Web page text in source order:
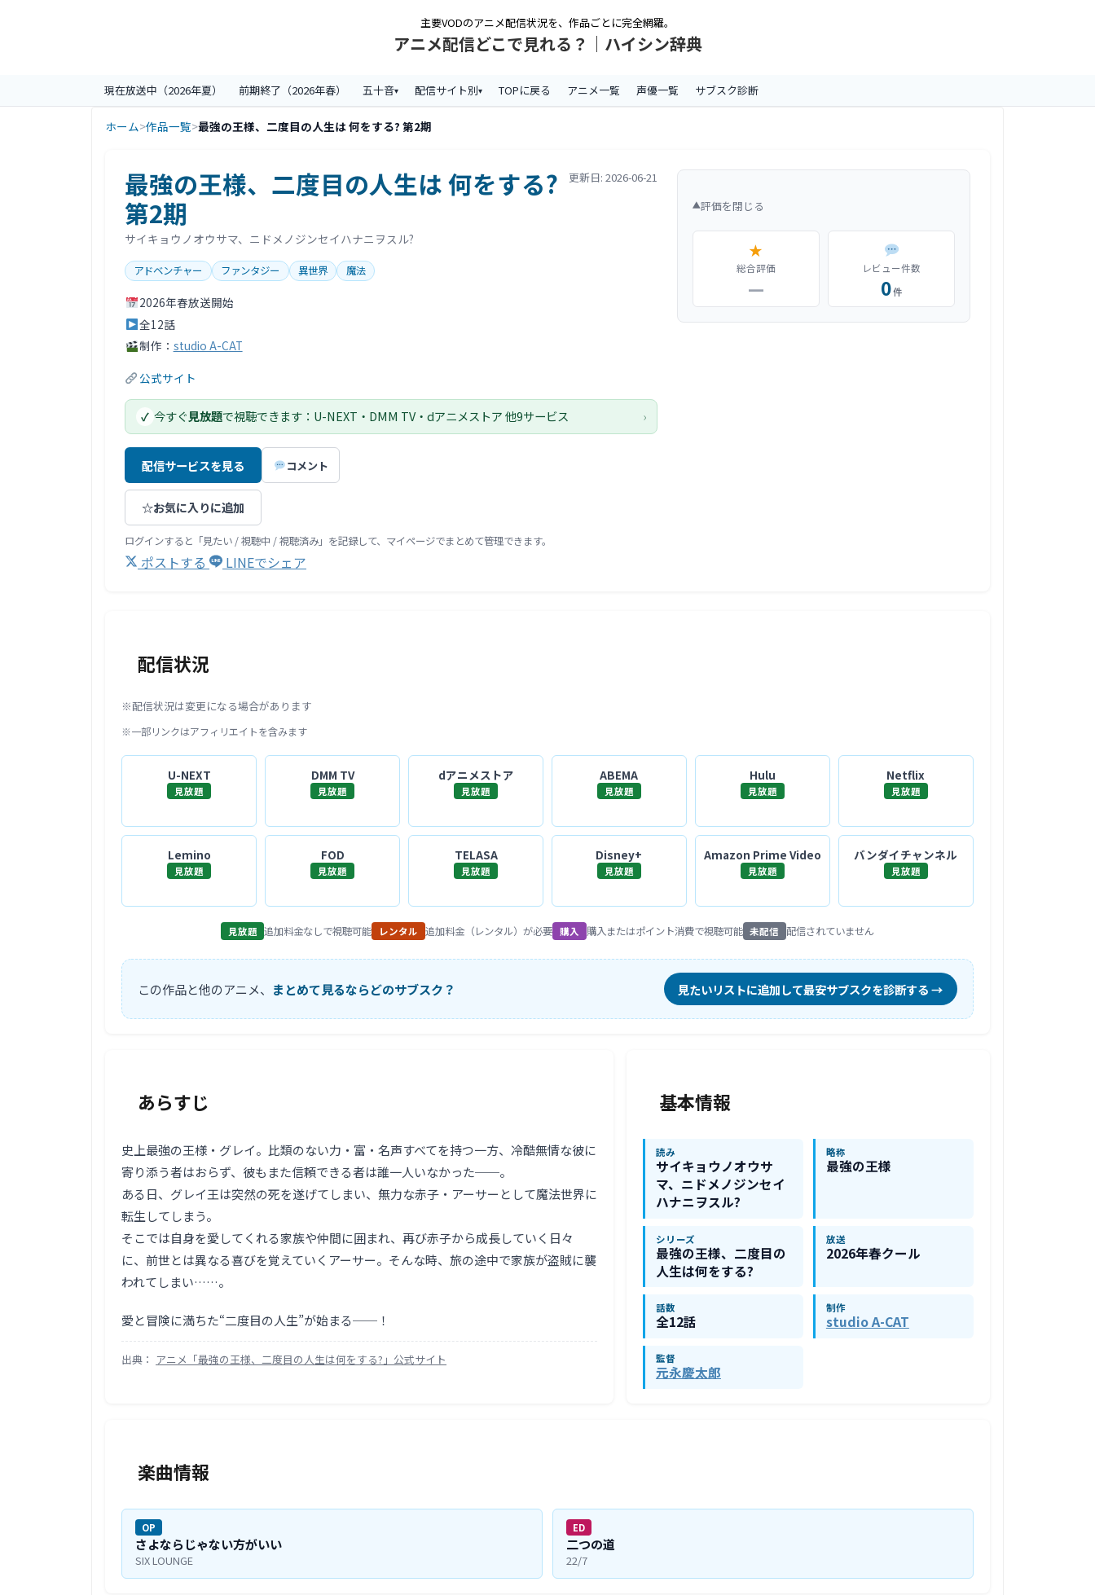
主要VODのアニメ配信状況を、作品ごとに完全網羅。
アニメ配信どこで見れる？｜ハイシン辞典
現在放送中（2026年夏） 前期終了（2026年春） 五十音 配信サイト別 TOPに戻る アニメ一覧 声優一覧 サブスク診断
ホーム>作品一覧>最強の王様、二度目の人生は 何をする? 第2期
更新日: 2026-06-21
最強の王様、二度目の人生は 何をする?
第2期
サイキョウノオウサマ、ニドメノジンセイハナニヲスル?
アドベンチャー ファンタジー 異世界 魔法
2026年春放送開始
全12話
制作： studio A-CAT
公式サイト
✓ 今すぐ見放題で視聴できます：U-NEXT・DMM TV・dアニメストア 他9サービス ›
配信サービスを見る コメント
☆お気に入りに追加
ログインすると「見たい / 視聴中 / 視聴済み」を記録して、マイページでまとめて管理できます。
ポストする LINEでシェア
評価情報 ▼評価を閉じる
★
総合評価
—
レビュー件数
0件
配信状況
※配信状況は変更になる場合があります
※一部リンクはアフィリエイトを含みます
U-NEXT
見放題
DMM TV
見放題
dアニメストア
見放題
ABEMA
見放題
Hulu
見放題
Netflix
見放題
Lemino
見放題
FOD
見放題
TELASA
見放題
Disney+
見放題
Amazon Prime Video
見放題
バンダイチャンネル
見放題
見放題 追加料金なしで視聴可能 レンタル 追加料金（レンタル）が必要 購入 購入またはポイント消費で視聴可能 未配信 配信されていません
この作品と他のアニメ、 まとめて見るならどのサブスク？ 見たいリストに追加して最安サブスクを診断する →
あらすじ
史上最強の王様・グレイ。比類のない力・富・名声すべてを持つ一方、冷酷無情な彼に
寄り添う者はおらず、彼もまた信頼できる者は誰一人いなかった──。
ある日、グレイ王は突然の死を遂げてしまい、無力な赤子・アーサーとして魔法世界に
転生してしまう。
そこでは自身を愛してくれる家族や仲間に囲まれ、再び赤子から成長していく日々
に、前世とは異なる喜びを覚えていくアーサー。そんな時、旅の途中で家族が盗賊に襲
われてしまい……。
愛と冒険に満ちた“二度目の人生”が始まる──！
出典： アニメ「最強の王様、二度目の人生は何をする?」公式サイト
基本情報
読み
サイキョウノオウサ
マ、ニドメノジンセイ
ハナニヲスル?
略称
最強の王様
シリーズ
最強の王様、二度目の
人生は何をする?
放送
2026年春クール
話数
全12話
制作
studio A-CAT
監督
元永慶太郎
楽曲情報
OP
さよならじゃない方がいい
SIX LOUNGE
ED
二つの道
22/7